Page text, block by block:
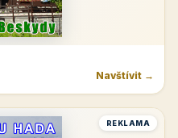
Navštívit →
REKLAMA